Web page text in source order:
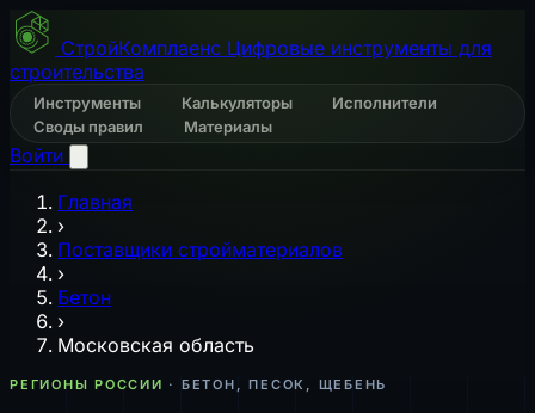
СтройКомплаенс Цифровые инструменты для
строительства
Инструменты Калькуляторы
Исполнители
Своды правил
Материалы
Войти
Главная
›
Поставщики стройматериалов
›
Бетон
›
Московская область
РЕГИОНЫ РОССИИ · БЕТОН, ПЕСОК, ЩЕБЕНЬ